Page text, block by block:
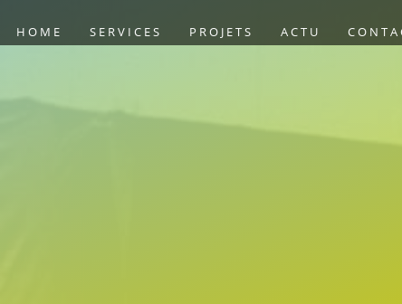
HOME SERVICES PROJETS ACTU